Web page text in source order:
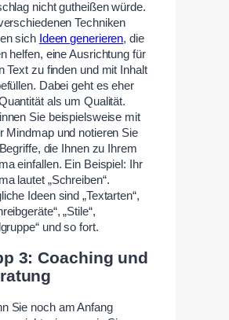
nicht gutheißen würde.
Techniken
sich Ideen generieren, die
helfen, eine Ausrichtung für
Text zu finden und mit Inhalt
Dabei geht es eher
als um Qualität.
Sie beispielsweise mit
Mindmap und notieren Sie
die Ihnen zu Ihrem
einfallen. Ein Beispiel: Ihr
lautet „Schreiben“.
Ideen sind „Textarten“,
„Stile“,
und so fort.
3: Coaching und
Sie noch am Anfang